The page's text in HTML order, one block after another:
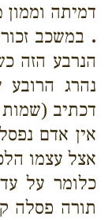
דמיתה
. במשכב
הנרבע הזה
נהרג
דכתיב
אין אדם
אצל עצמו
כלומר על
תורה פסלה